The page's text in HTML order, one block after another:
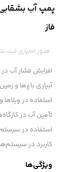
فاز
هنوز امتیازی ثبت
افزایش فشار آب
آبیاری باغ‌ها و
استفاده در ویلاها
تأمین آب در
استفاده در
کاربرد در
ویژگی‌ها